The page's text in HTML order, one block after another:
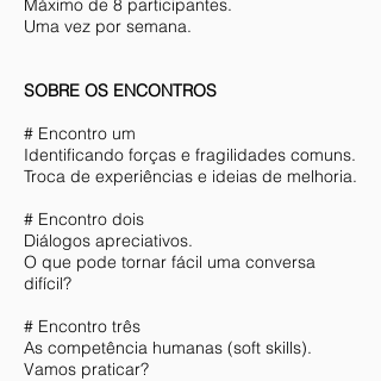
Máximo de 8 participantes.
Uma vez por semana.
SOBRE OS ENCONTROS
# Encontro um
Identificando forças e fragilidades comuns.
Troca de experiências e ideias de melhoria.
# Encontro dois
Diálogos apreciativos.
O que pode tornar fácil uma conversa
difícil?
# Encontro três
As competência humanas (soft skills).
Vamos praticar?